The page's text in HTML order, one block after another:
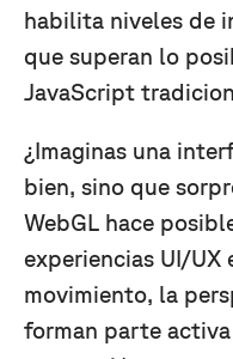
habilita niveles de
que superan lo
JavaScript
¿Imaginas una
bien, sino que
WebGL hace
experiencias UI/UX
movimiento, la
forman parte